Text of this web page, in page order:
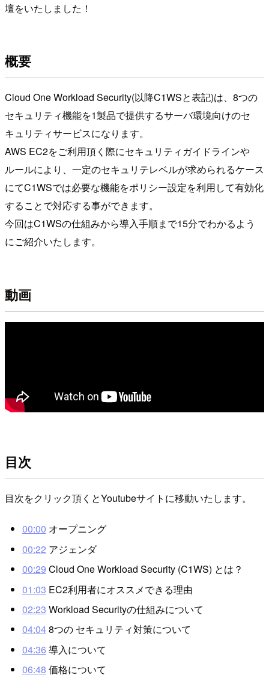
壇をいたしました！
概要
Cloud One Workload Security(以降C1WSと表記)は、8つの
セキュリティ機能を1製品で提供するサーバ環境向けのセ
キュリティサービスになります。
AWS EC2をご利用頂く際にセキュリティガイドラインや
ルールにより、一定のセキュリテレベルが求められるケース
にてC1WSでは必要な機能をポリシー設定を利用して有効化
することで対応する事ができます。
今回はC1WSの仕組みから導入手順まで15分でわかるよう
にご紹介いたします。
動画
目次
目次をクリック頂くとYoutubeサイトに移動いたします。
00:00 オープニング
00:22 アジェンダ
00:29 Cloud One Workload Security (C1WS) とは？
01:03 EC2利用者にオススメできる理由
02:23 Workload Securityの仕組みについて
04:048つの セキュリティ対策について
04:36 導入について
06:48 価格について